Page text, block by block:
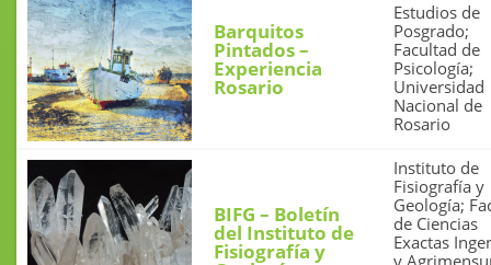
Barquitos
Pintados –
Experiencia
Rosario
Estudios de
Posgrado;
Facultad de
Psicología;
Universidad
Nacional de
Rosario
BIFG – Boletín
del Instituto de
Fisiografía y
Instituto de
Fisiografía y
Geología;
de Ciencias
Exactas
y